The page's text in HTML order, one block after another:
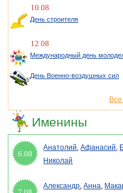
10.08
День строителя
12.08
Международный день
День Военно-воздушных сил
Именины
6.08
Анатолий,Афанасий,
Николай
Александр,Анна,